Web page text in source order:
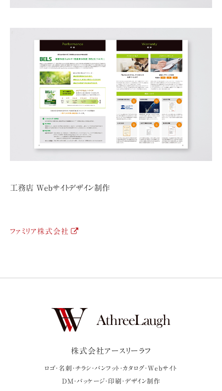
工務店 Webサイトデザイン制作
ファミリア株式会社
株式会社アースリーラフ
ロゴ・名刺・チラシ・パンフット・カタログ・Webサイト
DM・パッケージ・印刷・デザイン制作